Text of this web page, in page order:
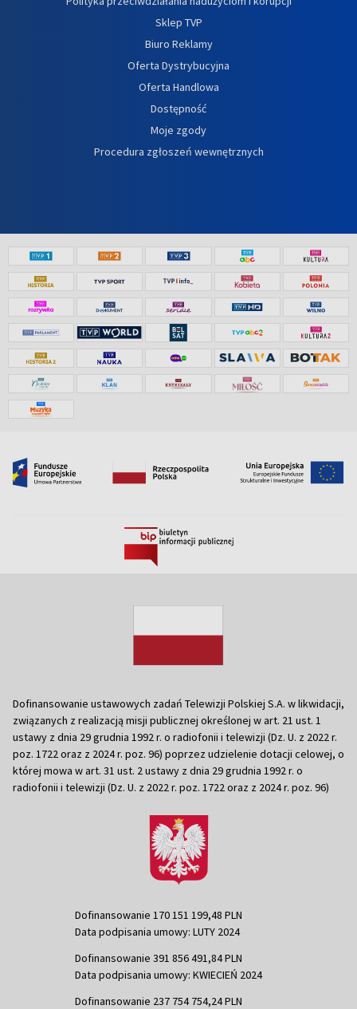
Sklep TVP
Biuro Reklamy
Oferta Dystrybucyjna
Oferta Handlowa
Dostępność
Moje zgody
Procedura zgłoszeń wewnętrznych
Dofinansowanie ustawowych zadań Telewizji Polskiej S.A. w likwidacji,
związanych z realizacją misji publicznej określonej w art. 21 ust. 1
ustawy z dnia 29 grudnia 1992 r. o radiofonii i telewizji (Dz. U. z 2022 r.
poz. 1722 oraz z 2024 r. poz. 96) poprzez udzielenie dotacji celowej, o
której mowa w art. 31 ust. 2 ustawy z dnia 29 grudnia 1992 r. o
radiofonii i telewizji (Dz. U. z 2022 r. poz. 1722 oraz z 2024 r. poz. 96)
Dofinansowanie 170 151 199,48 PLN
Data podpisania umowy: LUTY 2024
Dofinansowanie 391 856 491,84 PLN
Data podpisania umowy: KWIECIEŃ 2024
Dofinansowanie 237 754 754,24 PLN